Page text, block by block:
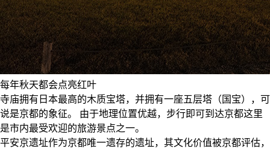
每年秋天都会点亮红叶
寺庙拥有日本最高的木质宝塔，并拥有一座五层塔（国宝），可
说是京都的象征。 由于地理位置优越，步行即可到达京都这里
是市内最受欢迎的旅游景点之一。
平安京遗址作为京都唯一遗存的遗址，其文化价值被京都评估，